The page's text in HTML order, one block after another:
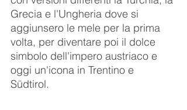
Grecia e l'Ungheria dove si
aggiunsero le mele per la prima
volta, per diventare poi il dolce
simbolo dell'impero austriaco e
oggi un'icona in Trentino e
Südtirol.